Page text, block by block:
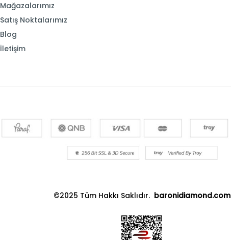
Mağazalarımız
Satış Noktalarımız
Blog
İletişim
©2025 Tüm Hakkı Saklıdır. baronidiamond.com